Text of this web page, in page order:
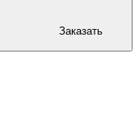
Заказать